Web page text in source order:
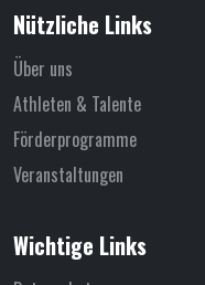
Nützliche Links
Über uns
Athleten & Talente
Förderprogramme
Veranstaltungen
Wichtige Links